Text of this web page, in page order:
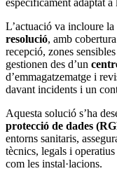
específicament adaptat
L’actuació va incloure
resolució, amb
recepció, zones
gestionen des d’un
d’emmagatzematge i
davant incidents i un
Aquesta solució s’ha
protecció de dades
entorns sanitaris,
tècnics, legals i
com les instal·lacions.